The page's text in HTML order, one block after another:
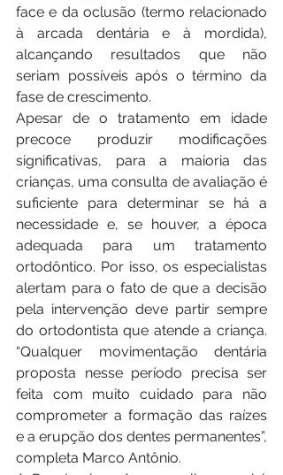
face e da oclusão (termo relacionado
à arcada dentária e à mordida),
alcançando resultados que não
seriam possíveis após o término da
fase de crescimento.
Apesar de o tratamento em idade
precoce produzir modificações
significativas, para a maioria das
crianças, uma consulta de avaliação é
suficiente para determinar se há a
necessidade e, se houver, a época
adequada para um tratamento
ortodôntico. Por isso, os especialistas
alertam para o fato de que a decisão
pela intervenção deve partir sempre
do ortodontista que atende a criança.
“Qualquer movimentação dentária
proposta nesse período precisa ser
feita com muito cuidado para não
comprometer a formação das raízes
e a erupção dos dentes permanentes”,
completa Marco Antônio.